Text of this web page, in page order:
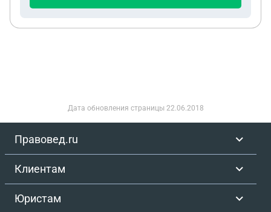
Дата обновления страницы 22.06.2018
Правовед.ru
Клиентам
Юристам